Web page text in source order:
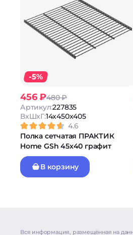
-5%
456 ₽480 ₽
Артикул:227835
ВxШxГ:14x450x405
4.6
Полка сетчатая ПРАКТИК
Home GSh 45х40 графит
В корзину
Вся информация, размещённая на